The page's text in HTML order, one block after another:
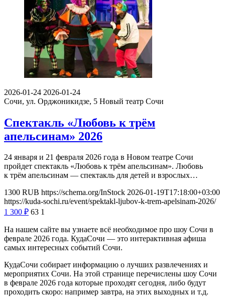
2026-01-24 2026-01-24
Сочи, ул. Орджоникидзе, 5 Новый театр Сочи
Спектакль «Любовь к трём
апельсинам» 2026
24 января и 21 февраля 2026 года в Новом театре Сочи
пройдет спектакль «Любовь к трём апельсинам». Любовь
к трём апельсинам — спектакль для детей и взрослых…
1300 RUB https://schema.org/InStock 2026-01-19T17:18:00+03:00
https://kuda-sochi.ru/event/spektakl-ljubov-k-trem-apelsinam-2026/
1 300 ₽ 63 1
На нашем сайте вы узнаете всё необходимое про шоу Сочи в
феврале 2026 года. КудаСочи — это интерактивная афиша
самых интересных событий Сочи.
КудаСочи собирает информацию о лучших развлечениях и
мероприятих Сочи. На этой странице перечислены шоу Сочи
в феврале 2026 года которые проходят сегодня, либо будут
проходить скоро: например завтра, на этих выходных и т.д.